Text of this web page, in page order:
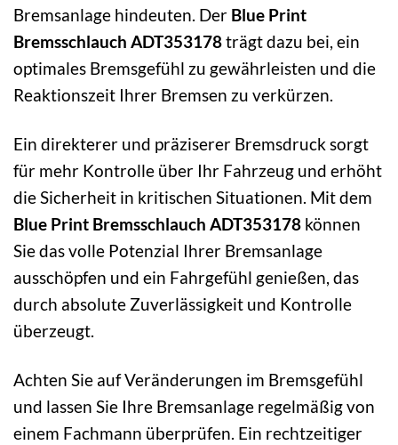
Bremsanlage hindeuten. Der Blue Print
Bremsschlauch ADT353178trägt dazu bei, ein
optimales Bremsgefühl zu gewährleisten und die
Reaktionszeit Ihrer Bremsen zu verkürzen.
Ein direkterer und präziserer Bremsdruck sorgt
für mehr Kontrolle über Ihr Fahrzeug und erhöht
die Sicherheit in kritischen Situationen. Mit dem
Blue Print Bremsschlauch ADT353178 können
Sie das volle Potenzial Ihrer Bremsanlage
ausschöpfen und ein Fahrgefühl genießen, das
durch absolute Zuverlässigkeit und Kontrolle
überzeugt.
Achten Sie auf Veränderungen im Bremsgefühl
und lassen Sie Ihre Bremsanlage regelmäßig von
einem Fachmann überprüfen. Ein rechtzeitiger